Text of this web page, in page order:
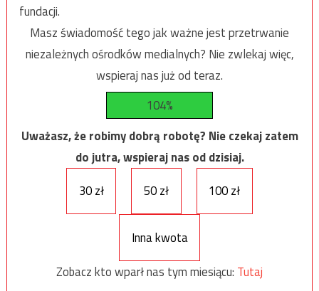
fundacji.
Masz świadomość tego jak ważne jest przetrwanie
niezależnych ośrodków medialnych? Nie zwlekaj więc,
wspieraj nas już od teraz.
104%
Uważasz, że robimy dobrą robotę? Nie czekaj zatem
do jutra, wspieraj nas od dzisiaj.
30 zł
50 zł 100 zł
Inna kwota
Zobacz kto wparł nas tym miesiącu: Tutaj